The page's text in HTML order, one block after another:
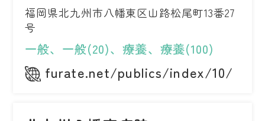
福岡県北九州市八幡東区山路松尾町13番27
号
一般、一般(20)、療養、療養(100)
furate.net/publics/index/10/